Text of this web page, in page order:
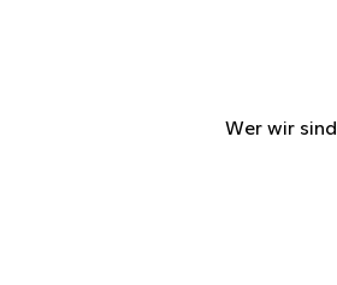
Wer wir sind